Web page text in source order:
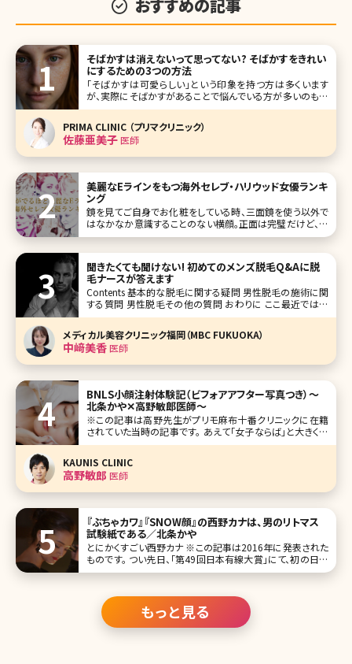
おすすめの記事
そばかすは消えないって思ってない? そばかすをきれい
にするための3つの方法
「そばかすは可愛らしい」という印象を持つ方は多くいます
が、実際にそばかすがあることで悩んでいる方が多いのも事
実。「小さい頃はそばかすって言えたけど、大人になったらた
だのシミって思われる」、そんな友達の発言を聞くこともしば
しばあります。でも現代の美容医療ならそばかすだってきれ
いに治療することが可能なの
PRIMA CLINIC （プリマクリニック）
佐藤亜美子医師
美麗なEラインをもつ海外セレブ・ハリウッド女優ランキ
ング
鏡を見てご自身でお化粧をしている時、三面鏡を使う以外で
はなかなか意識することのない横顔。正面は完璧だけど、横
顔はちょっと自信がないという人は多いのではないでしょう
ロバート・リケッツが発表した美の基準のひとつです。人の横
顔を見
聞きたくても聞けない! 初めてのメンズ脱毛Q&Aに脱
毛ナースが答えます
Contents 基本的な脱毛に関する疑問 男性脱毛の施術に関
する質問 男性脱毛その他の質問 おわりに ここ最近では数
年前と比較すると、男女ともに医療脱毛をしている方が増え
ており、施術を受ける年齢層も低下してきています。 女性の
脱毛が飽和してきている一方で、男性はまだ
メディカル美容クリニック福岡（MBC FUKUOKA）
中﨑美香医師
BNLS小顔注射体験記（ビフォアアフター写真つき）〜
北条かや✕高野敏郎医師〜
※この記事は高野先生がプリモ麻布十番クリニックに在籍
されていた当時の記事です。 あえて「女子ならば」と大きく出
てみるが、女子ならば誰しも「小顔」に憧れた経験があるので
ば……」と鏡の前でため息をついた経験は、2度や3度ではあ
るまい。ダイエットや美容
KAUNIS CLINIC
高野敏郎 医師
『ぶちゃカワ』『SNOW顔』の西野カナは、男のリトマス
試験紙である／北条かや
とにかくすごい西野カナ ※この記事は2016年に発表された
ものです。 つい先日、「第49回日本有線大賞」にて、初の日本
有線大賞を受賞した西野カナ。デビューした10代の頃から、
にのせて歌い続ける。男女ともにファンが多い。なんとなく凄
いのだろう、
もっと見る